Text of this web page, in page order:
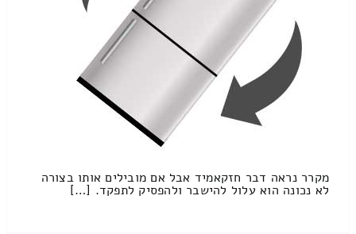
מקרר נראה דבר חזקאמיד אבל אם מובילים אותו בצורה
לא נכונה הוא עלול להישבר ולהפסיק לתפקד. […]